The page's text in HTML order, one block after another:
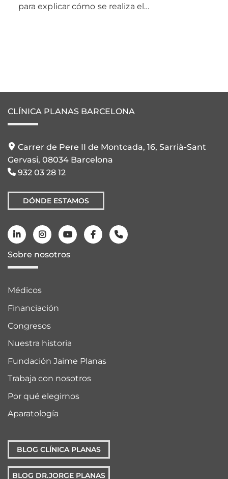
para explicar cómo se realiza el…
CLÍNICA PLANAS BARCELONA
Carrer de Pere II de Montcada, 16, Sarrià-Sant
Gervasi, 08034 Barcelona
932 03 28 12
DÓNDE ESTAMOS
Sobre nosotros
Médicos
Financiación
Congresos
Nuestra historia
Fundación Jaime Planas
Trabaja con nosotros
Por qué elegirnos
Aparatología
BLOG CLÍNICA PLANAS
BLOG DR.JORGE PLANAS